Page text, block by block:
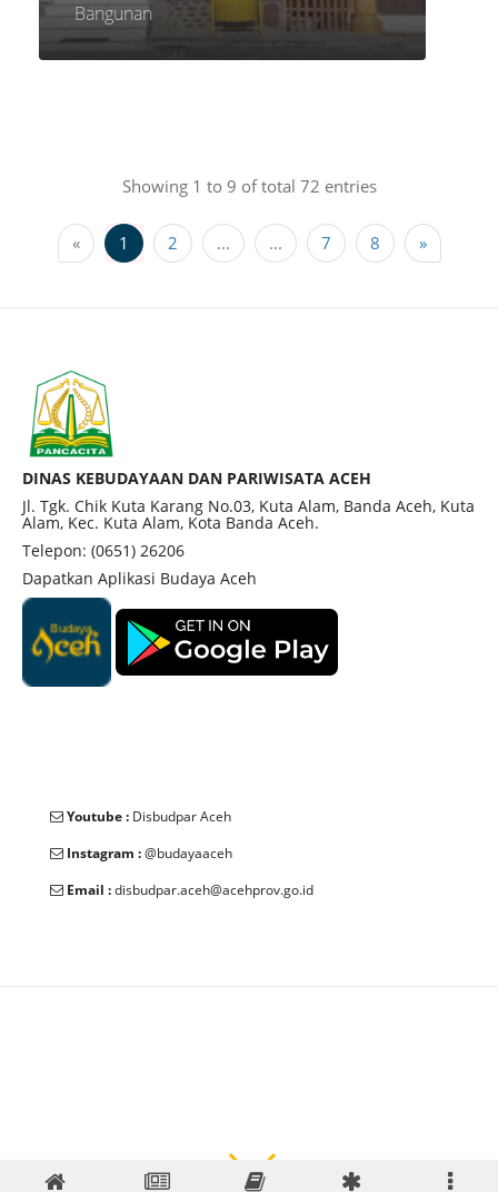
Bangunan
Showing 1 to 9 of total 72 entries
« 1 2 ... ... 7 8 »
DINAS KEBUDAYAAN DAN PARIWISATA ACEH
Jl. Tgk. Chik Kuta Karang No.03, Kuta Alam, Banda Aceh, Kuta
Alam, Kec. Kuta Alam, Kota Banda Aceh.
Telepon: (0651) 26206
Dapatkan Aplikasi Budaya Aceh
Youtube : Disbudpar Aceh
Instagram :@budayaaceh
Email :disbudpar.aceh@acehprov.go.id